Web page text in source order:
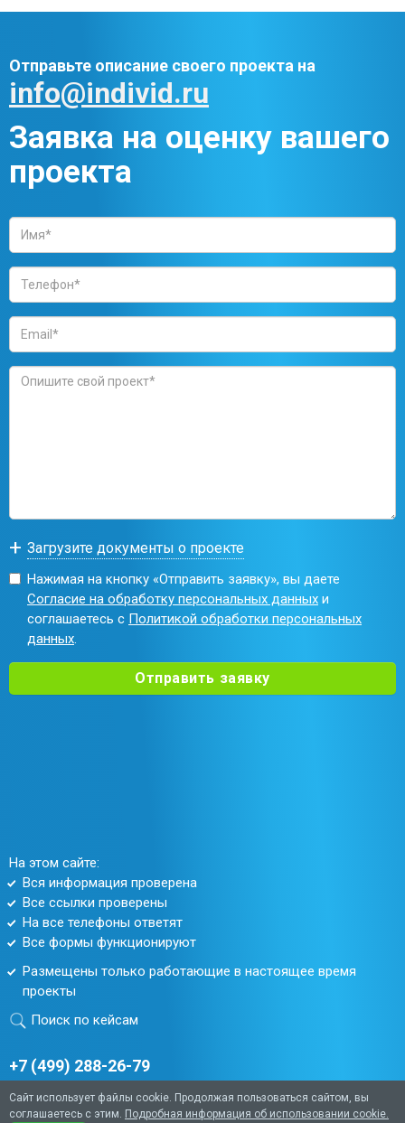
Отправьте описание своего проекта на
info@individ.ru
Заявка на оценку вашего
проекта
Нажимая на кнопку «Отправить заявку», вы даете
Согласие на обработку персональных данных и
соглашаетесь с Политикой обработки персональных
данных.
Отправить заявку
На этом сайте:
Вся информация проверена
Все ссылки проверены
На все телефоны ответят
Все формы функционируют
Размещены только работающие в настоящее время
проекты
Поиск по кейсам
+7 (499) 288-26-79
Согласие на обработку персональных данных.
Политика
обработки персональных данных.
Сайт использует файлы cookie. Продолжая пользоваться сайтом, вы
соглашаетесь с этим. Подробная информация об использовании cookie.